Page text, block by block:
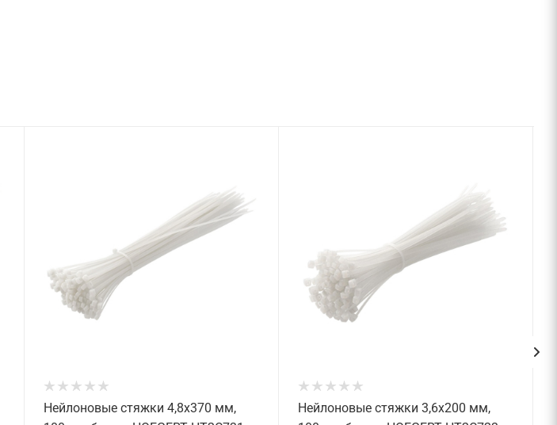
Нейлоновые стяжки 4,8x370 мм,
Нейлоновые стяжки 3,6x200 мм,